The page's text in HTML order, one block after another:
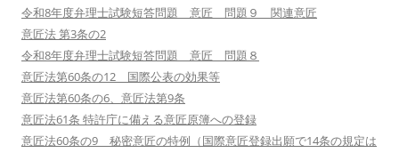
令和8年度弁理士試験短答問題 意匠 問題９ 関連意匠
意匠法 第3条の2
令和8年度弁理士試験短答問題 意匠 問題８
意匠法第60条の12 国際公表の効果等
意匠法第60条の6、意匠法第9条
意匠法61条 特許庁に備える意匠原簿への登録
意匠法60条の9 秘密意匠の特例（国際意匠登録出願で14条の規定は